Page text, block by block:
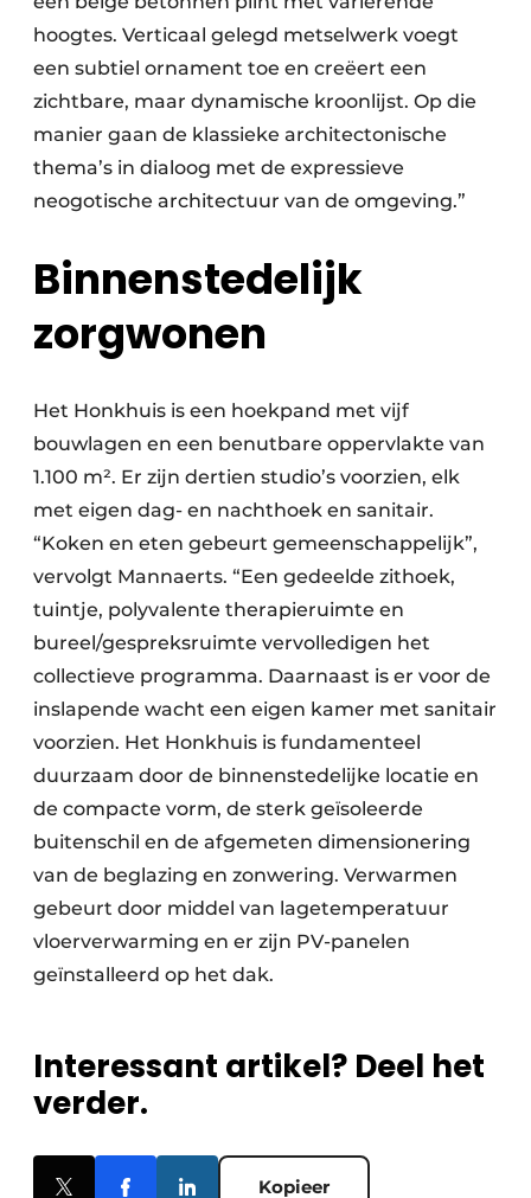
hoogtes. Verticaal gelegd metselwerk voegt
een subtiel ornament toe en creëert een
zichtbare, maar dynamische kroonlijst. Op die
manier gaan de klassieke architectonische
thema’s in dialoog met de expressieve
neogotische architectuur van de omgeving.”
Binnenstedelijk
zorgwonen
Het Honkhuis is een hoekpand met vijf
bouwlagen en een benutbare oppervlakte van
1.100 m². Er zijn dertien studio’s voorzien, elk
met eigen dag- en nachthoek en sanitair.
“Koken en eten gebeurt gemeenschappelijk”,
vervolgt Mannaerts. “Een gedeelde zithoek,
tuintje, polyvalente therapieruimte en
bureel/gespreksruimte vervolledigen het
collectieve programma. Daarnaast is er voor de
inslapende wacht een eigen kamer met sanitair
voorzien. Het Honkhuis is fundamenteel
duurzaam door de binnenstedelijke locatie en
de compacte vorm, de sterk geïsoleerde
buitenschil en de afgemeten dimensionering
van de beglazing en zonwering. Verwarmen
gebeurt door middel van lagetemperatuur
vloerverwarming en er zijn PV-panelen
geïnstalleerd op het dak.
Interessant artikel? Deel het
verder.
Kopieer